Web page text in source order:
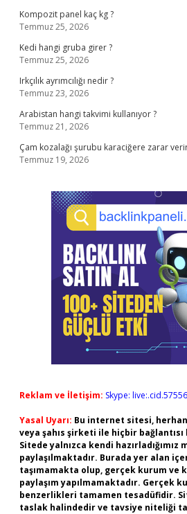
Kompozit panel kaç kg ?
Temmuz 25, 2026
Kedi hangi gruba girer ?
Temmuz 25, 2026
Irkçılık ayrımcılığı nedir ?
Temmuz 23, 2026
Arabistan hangi takvimi kullanıyor ?
Temmuz 21, 2026
Çam kozalağı şurubu karaciğere zarar
Temmuz 19, 2026
Reklam ve İletişim: Skype:
Yasal Uyarı: Bu internet sitesi,
veya şahıs şirketi ile hiçbir
Sitede yalnızca kendi hazırladığımız
paylaşılmaktadır. Burada yer alan
taşımamakta olup, gerçek kurum ve
paylaşım yapılmamaktadır. Gerçek
benzerlikleri tamamen tesadüfidir.
taslak halindedir ve tavsiye niteliği